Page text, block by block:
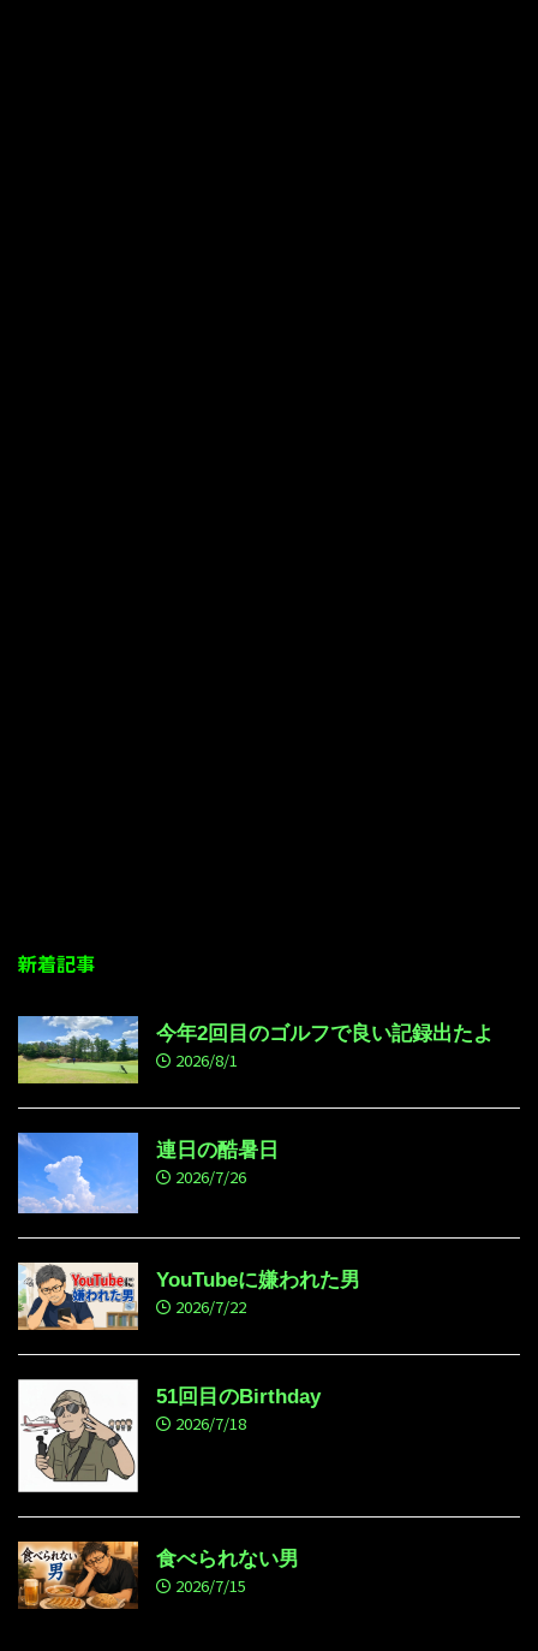
新着記事
今年2回目のゴルフで良い記録出たよ
2026/8/1
連日の酷暑日
2026/7/26
YouTubeに嫌われた男
2026/7/22
51回目のBirthday
2026/7/18
食べられない男
2026/7/15